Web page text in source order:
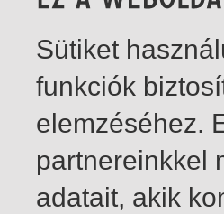
Sütiket
funkciók
elemzéséhez.
partnereinkkel
adatait, akik